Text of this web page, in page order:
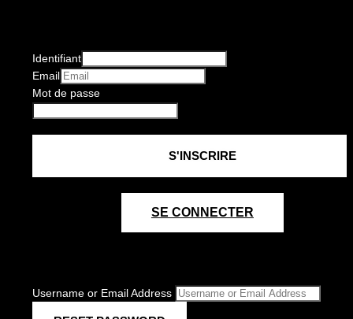
Identifiant
Email
Mot de passe
SE CONNECTER
Username or Email Address